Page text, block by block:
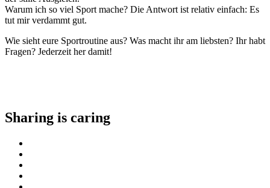
Warum ich so viel Sport mache? Die Antwort ist relativ einfach: Es
tut mir verdammt gut.
Wie sieht eure Sportroutine aus? Was macht ihr am liebsten? Ihr habt
Fragen? Jederzeit her damit!
Sharing is caring